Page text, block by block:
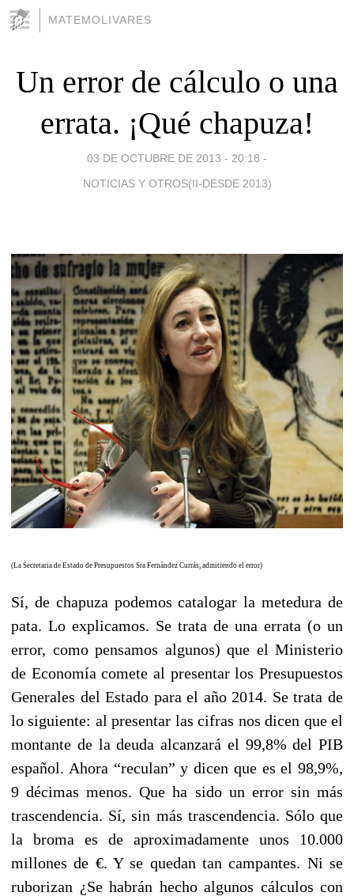
MATEMOLIVARES
Un error de cálculo o una
errata. ¡Qué chapuza!
03 DE OCTUBRE DE 2013 - 20:18 -
NOTICIAS Y OTROS(II-DESDE 2013)
(La Secretaria de Estado de Presupuestos Sra Fernández Currás, admitiendo el error)
Sí, de chapuza podemos catalogar la metedura de
pata. Lo explicamos. Se trata de una errata (o un
error, como pensamos algunos) que el Ministerio
de Economía comete al presentar los Presupuestos
Generales del Estado para el año 2014. Se trata de
lo siguiente: al presentar las cifras nos dicen que el
montante de la deuda alcanzará el 99,8% del PIB
español. Ahora “reculan” y dicen que es el 98,9%,
9 décimas menos. Que ha sido un error sin más
trascendencia. Sí, sin más trascendencia. Sólo que
la broma es de aproximadamente unos 10.000
millones de €. Y se quedan tan campantes. Ni se
ruborizan ¿Se habrán hecho algunos cálculos con